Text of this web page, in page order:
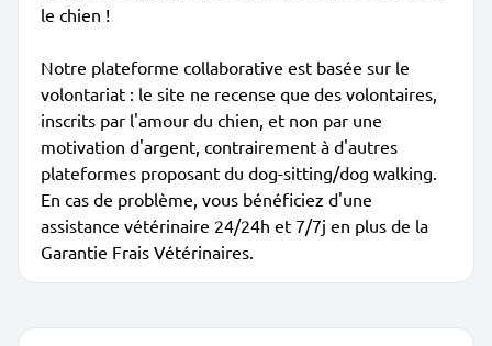
le chien !
Notre plateforme collaborative est basée sur le
volontariat : le site ne recense que des volontaires,
inscrits par l'amour du chien, et non par une
motivation d'argent, contrairement à d'autres
plateformes proposant du dog-sitting/dog walking.
En cas de problème, vous bénéficiez d'une
assistance vétérinaire 24/24h et 7/7j en plus de la
Garantie Frais Vétérinaires.